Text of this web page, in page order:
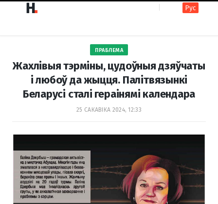
c
b
o
s
a
g
Рус
ПРАБЛЕМА
Жахлівыя тэрміны, цудоўныя дзяўчаты
і любоў да жыцця. Палітвязынкі
Беларусі сталі гераінямі календара
25 САКАВІКА 2024, 12:33